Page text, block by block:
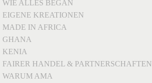
WIE ALLES BEGAN
EIGENE KREATIONEN
MADE IN AFRICA
GHANA
KENIA
FAIRER HANDEL & PARTNERSCHAFTEN
WARUM AMA